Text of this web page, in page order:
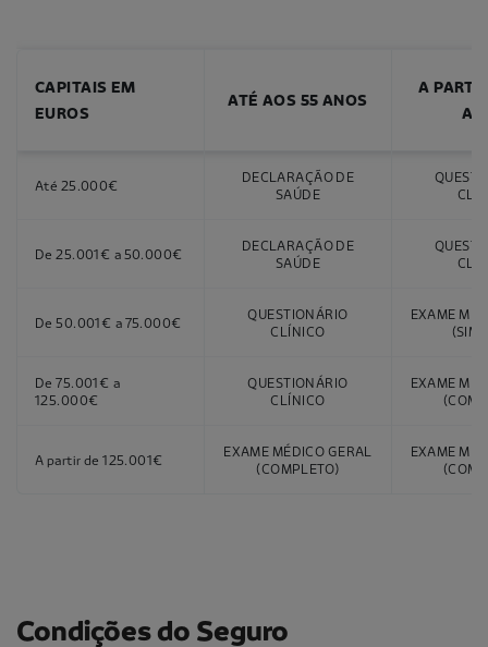
CAPITAIS EM
EUROS
ATÉ AOS 55 ANOS
A
Até 25.000€
DECLARAÇÃO DE
SAÚDE
De 25.001€ a 50.000€
DECLARAÇÃO DE
SAÚDE
De 50.001€ a 75.000€
QUESTIONÁRIO
CLÍNICO
EXAME
De 75.001€ a
125.000€
QUESTIONÁRIO
CLÍNICO
EXAME
A partir de 125.001€
EXAME MÉDICO GERAL
(COMPLETO)
EXAME
Condições do Seguro